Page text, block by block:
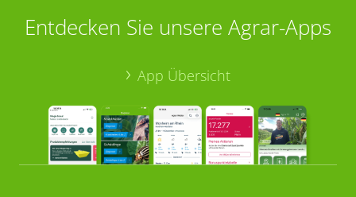
Entdecken Sie unsere Agrar-Apps
App Übersicht